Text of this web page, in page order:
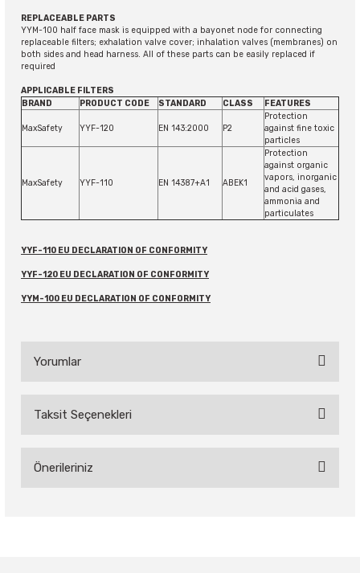
REPLACEABLE PARTS
YYM-100 half face mask is equipped with a bayonet node for connecting
replaceable filters; exhalation valve cover; inhalation valves (membranes) on
both sides and head harness. All of these parts can be easily replaced if
required
APPLICABLE FILTERS
BRAND
PRODUCT CODE STANDARD CLASS FEATURES
MaxSafety YYF-120 EN 143:2000 P2
Protection
against fine toxic
particles
MaxSafety YYF-110 EN 14387+A1 ABEK1
Protection
against organic
vapors, inorganic
and acid gases,
ammonia and
particulates
YYF-110 EU DECLARATION OF CONFORMITY
YYF-120 EU DECLARATION OF CONFORMITY
YYM-100 EU DECLARATION OF CONFORMITY
Yorumlar
Taksit Seçenekleri
Önerileriniz